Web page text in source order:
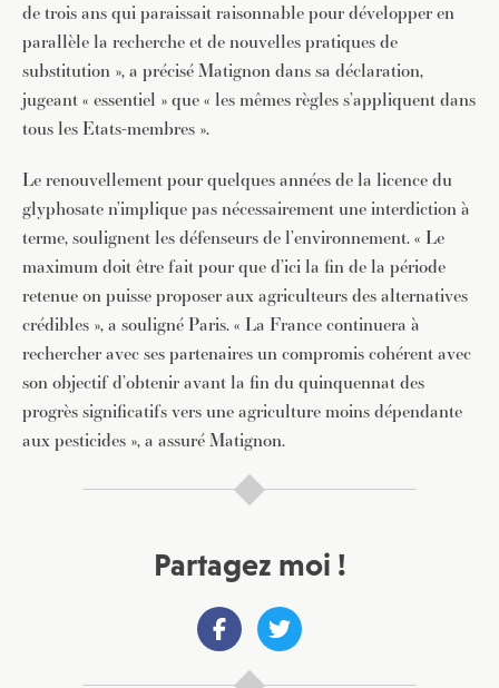
de trois ans qui paraissait raisonnable pour développer en
parallèle la recherche et de nouvelles pratiques de
substitution », a précisé Matignon dans sa déclaration,
jugeant « essentiel » que « les mêmes règles s’appliquent dans
tous les Etats-membres ».
Le renouvellement pour quelques années de la licence du
glyphosate n’implique pas nécessairement une interdiction à
terme, soulignent les défenseurs de l’environnement. « Le
maximum doit être fait pour que d’ici la fin de la période
retenue on puisse proposer aux agriculteurs des alternatives
crédibles », a souligné Paris. « La France continuera à
rechercher avec ses partenaires un compromis cohérent avec
son objectif d’obtenir avant la fin du quinquennat des
progrès significatifs vers une agriculture moins dépendante
aux pesticides », a assuré Matignon.
Partagez moi !